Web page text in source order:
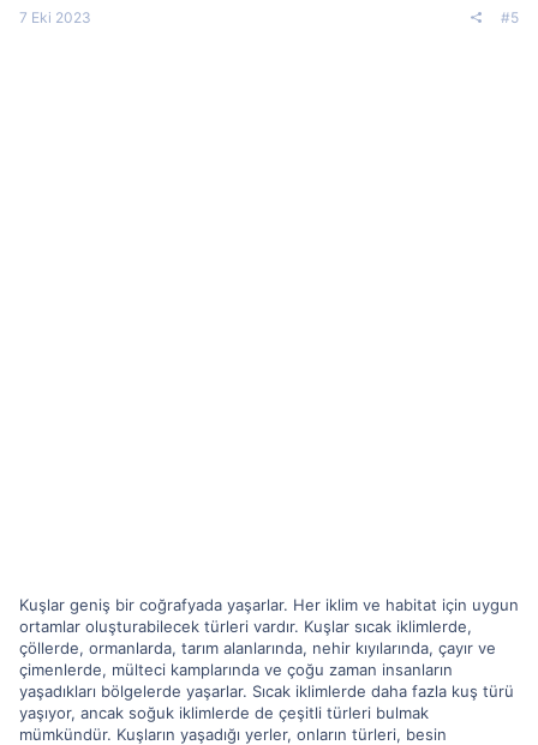
7 Eki 2023 #5
Kuşlar geniş bir coğrafyada yaşarlar. Her iklim ve habitat için uygun
ortamlar oluşturabilecek türleri vardır. Kuşlar sıcak iklimlerde,
çöllerde, ormanlarda, tarım alanlarında, nehir kıyılarında, çayır ve
çimenlerde, mülteci kamplarında ve çoğu zaman insanların
yaşadıkları bölgelerde yaşarlar. Sıcak iklimlerde daha fazla kuş türü
yaşıyor, ancak soğuk iklimlerde de çeşitli türleri bulmak
mümkündür. Kuşların yaşadığı yerler, onların türleri, besin